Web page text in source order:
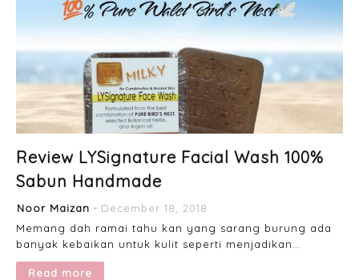
Review LYSignature Facial Wash 100%
Sabun Handmade
Noor Maizan
December 18, 2018
Memang dah ramai tahu kan yang sarang burung ada
banyak kebaikan untuk kulit seperti menjadikan…
Read more